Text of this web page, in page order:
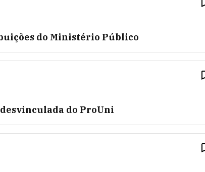
do Ministério Público
do ProUni